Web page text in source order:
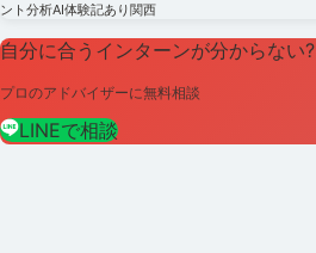
ント分析AI体験記あり関西
自分に合うインターンが分からない?
プロのアドバイザーに無料相談
LINEで相談